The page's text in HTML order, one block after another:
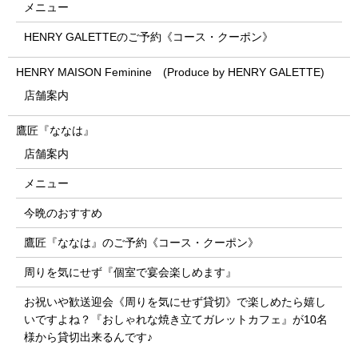
メニュー
HENRY GALETTEのご予約《コース・クーポン》
HENRY MAISON Feminine (Produce by HENRY GALETTE)
店舗案内
鷹匠『ななは』
店舗案内
メニュー
今晩のおすすめ
鷹匠『ななは』のご予約《コース・クーポン》
周りを気にせず『個室で宴会楽しめます』
お祝いや歓送迎会《周りを気にせず貸切》で楽しめたら嬉し
いですよね？『おしゃれな焼き立てガレットカフェ』が10名
様から貸切出来るんです♪